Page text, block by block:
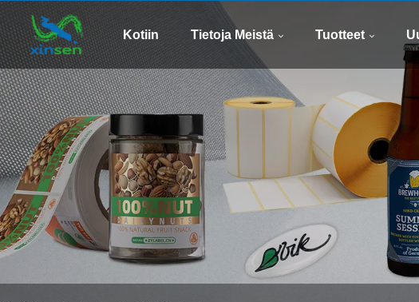
Kotiin Tietoja Meistä Tuotteet